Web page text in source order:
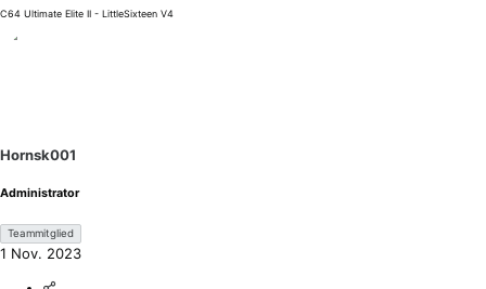
C64 Ultimate Elite II - LittleSixteen V4
Hornsk001
Administrator
Teammitglied
1 Nov. 2023